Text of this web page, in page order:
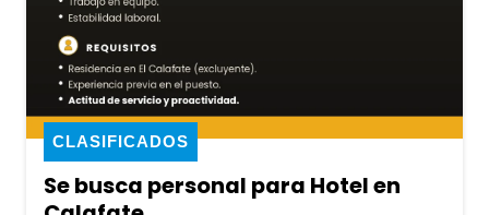
Se busca personal para Hotel en
CLASIFICADOS